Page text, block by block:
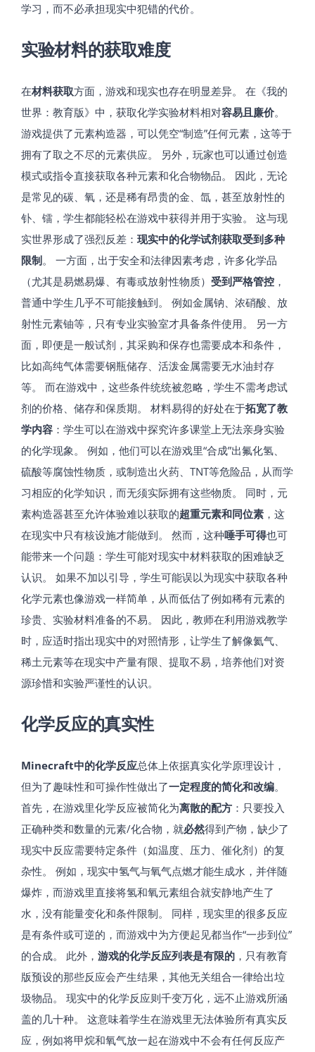
学习，而不必承担现实中犯错的代价。
实验材料的获取难度
在材料获取方面，游戏和现实也存在明显差异。 在《我的
世界：教育版》中，获取化学实验材料相对容易且廉价。
游戏提供了元素构造器，可以凭空“制造”任何元素，这等于
拥有了取之不尽的元素供应。 另外，玩家也可以通过创造
模式或指令直接获取各种元素和化合物物品。 因此，无论
是常见的碳、氧，还是稀有昂贵的金、氙，甚至放射性的
钋、镭，学生都能轻松在游戏中获得并用于实验。 这与现
实世界形成了强烈反差： 现实中的化学试剂获取受到多种
限制。 一方面，出于安全和法律因素考虑，许多化学品
（尤其是易燃易爆、有毒或放射性物质） 受到严格管控，
普通中学生几乎不可能接触到。 例如金属钠、浓硝酸、放
射性元素铀等，只有专业实验室才具备条件使用。 另一方
面，即便是一般试剂，其采购和保存也需要成本和条件，
比如高纯气体需要钢瓶储存、活泼金属需要无水油封存
等。 而在游戏中，这些条件统统被忽略，学生不需考虑试
剂的价格、储存和保质期。 材料易得的好处在于拓宽了教
学内容：学生可以在游戏中探究许多课堂上无法亲身实验
的化学现象。 例如，他们可以在游戏里“合成”出氟化氢、
硫酸等腐蚀性物质，或制造出火药、TNT等危险品，从而学
习相应的化学知识，而无须实际拥有这些物质。 同时，元
素构造器甚至允许体验难以获取的超重元素和同位素，这
在现实中只有核设施才能做到。 然而，这种唾手可得也可
能带来一个问题：学生可能对现实中材料获取的困难缺乏
认识。 如果不加以引导，学生可能误以为现实中获取各种
化学元素也像游戏一样简单，从而低估了例如稀有元素的
珍贵、实验材料准备的不易。 因此，教师在利用游戏教学
时，应适时指出现实中的对照情形，让学生了解像氦气、
稀土元素等在现实中产量有限、提取不易，培养他们对资
源珍惜和实验严谨性的认识。
化学反应的真实性
Minecraft中的化学反应总体上依据真实化学原理设计，
但为了趣味性和可操作性做出了一定程度的简化和改编。
首先，在游戏里化学反应被简化为离散的配方：只要投入
正确种类和数量的元素/化合物，就必然得到产物，缺少了
现实中反应需要特定条件（如温度、压力、催化剂）的复
杂性。 例如，现实中氢气与氧气点燃才能生成水，并伴随
爆炸，而游戏里直接将氢和氧元素组合就安静地产生了
水，没有能量变化和条件限制。 同样，现实里的很多反应
是有条件或可逆的，而游戏中为方便起见都当作“一步到位”
的合成。 此外， 游戏的化学反应列表是有限的，只有教育
版预设的那些反应会产生结果，其他无关组合一律给出垃
圾物品。 现实中的化学反应则千变万化，远不止游戏所涵
盖的几十种。 这意味着学生在游戏里无法体验所有真实反
应，例如将甲烷和氧气放一起在游戏中不会有任何反应产